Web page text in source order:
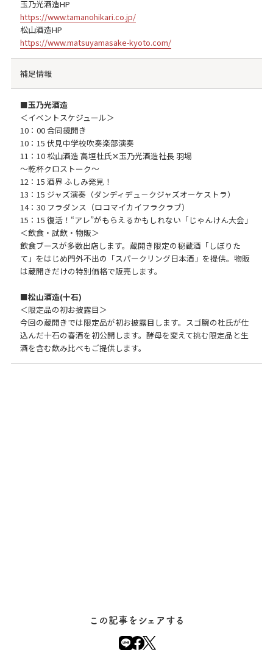
玉乃光酒造HP
https://www.tamanohikari.co.jp/
松山酒造HP
https://www.matsuyamasake-kyoto.com/
補足情報
■玉乃光酒造
＜イベントスケジュール＞
10：00 合同鏡開き
10：15 伏見中学校吹奏楽部演奏
11：10 松山酒造 高垣杜氏✕玉乃光酒造社長 羽場
～乾杯クロストーク～
12：15 酒界 ふしみ発見！
13：15 ジャズ演奏（ダンディデュ－クジャズオーケストラ）
14：30 フラダンス（ロコマイカイフラクラブ）
15：15 復活！“アレ”がもらえるかもしれない「じゃんけん大会」
＜飲食・試飲・物販＞
飲食ブースが多数出店します。蔵開き限定の秘蔵酒「しぼりた
て」をはじめ門外不出の「スパークリング日本酒」を提供。物販
は蔵開きだけの特別価格で販売します。
■松山酒造(十石)
＜限定品の初お披露目＞
今回の蔵開きでは限定品が初お披露目します。スゴ腕の杜氏が仕
込んだ十石の春酒を初公開します。酵母を変えて挑む限定品と生
酒を含む飲み比べもご提供します。
この記事をシェアする